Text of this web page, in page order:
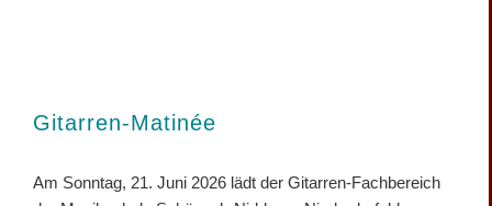
Gitarren-Matinée
Am Sonntag, 21. Juni 2026 lädt der Gitarren-Fachbereich